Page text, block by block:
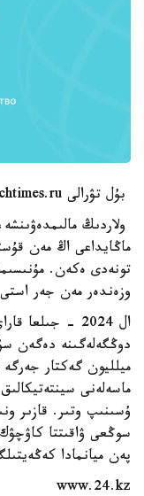
بۇل تۋرالى epochtimes.ru حابارلايدى.
ولاردىڭ
ماڭايداعى اڭ مەن
تونەدى ەكەن.
وزەندەر مەن جەر
ال 2024 -
ميلليون گەكتار
ماسەلەنى
سوڭعى ۋاقىتتا كاۋچۋك
پەن ميانمادا
www.24.kz